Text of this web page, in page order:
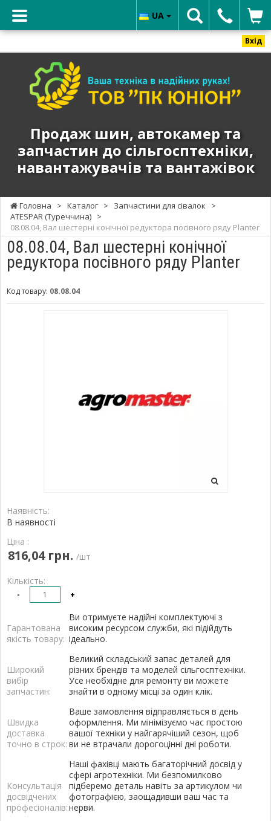
Вхід
ЮНИОН"
автокамер
до
сільгосптехніки,
навантажувачів
та
вантажівок
Продаж шин, автокамер та
запчастин до сільгосптехніки,
навантажувачів та вантажівок
UA
Головна > Каталог > Запчастини для сівалок
>
ATESPAR (Туреччина) >
08.08.04, Вал шестерні конічної редуктора посівного ряду Planter
08.08.04, Вал шестерні конічної
редуктора посівного ряду Planter
Код товару: 08.08.04
Наявність:
В наявності
Ціна :
816,04 грн. /шт
Кількість:
- +
Гарантована
якість товару:
Ви отримуєте надійні комплектуючі з
високим ресурсом служби, які підійдуть
ідеально.
Широкий
вибір
запчастин:
Великий складський запас деталей для
різних брендів та моделей сільгосптехніки.
Усе необхідне для ремонту ви можете
знайти в одному місці за один клік.
Швидка
доставка
точно в строк:
Ваше замовлення відправляється в день
оформлення. Ми мінімізуємо час простою
вашої техніки у найгарячіший сезон, щоб
ви не втрачали дорогоцінні дні роботи.
Консультація
досвідчених
професіоналів:
Наші фахівці мають багаторічний досвід у
сфері агротехніки. Ми безпомилково
підберемо деталь навіть за артикулом чи
фотографією, заощадивши ваш час та
нерви.